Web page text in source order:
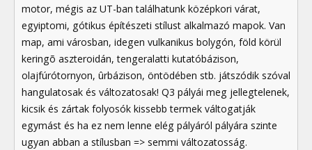
motor, mégis az UT-ban találhatunk középkori várat,
egyiptomi, gótikus építészeti stílust alkalmazó mapok. Van
map, ami városban, idegen vulkanikus bolygón, föld körül
keringõ aszteroidán, tengeralatti kutatóbázison,
olajfúrótornyon, ûrbázison, öntödében stb. játszódik szóval
hangulatosak és változatosak! Q3 pályái meg jellegtelenek,
kicsik és zártak folyosók kissebb termek váltogatják
egymást és ha ez nem lenne elég pályáról pályára szinte
ugyan abban a stílusban => semmi változatosság.